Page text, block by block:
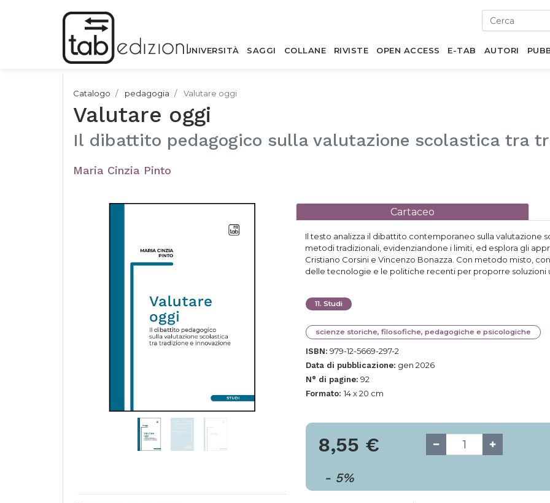
UNIVERSITÀ SAGGI COLLANE RIVISTE OPEN ACCESS E-TAB AUTORI
Catalogo pedagogia Valutare oggi
Valutare oggi
Il dibattito pedagogico sulla valutazione scolastica tra
Maria Cinzia Pinto
Cartaceo
Il testo analizza il dibattito contemporaneo sulla valutazione
metodi tradizionali, evidenziandone i limiti, ed esplora gli
Cristiano Corsini e Vincenzo Bonazza. Con metodo misto,
delle tecnologie e le politiche recenti per proporre soluzioni
11. Studi
scienze storiche, filosofiche, pedagogiche e psicologiche
ISBN: 979-12-5669-297-2
Data di pubblicazione: gen 2026
N° di pagine: 92
Formato: 14 x 20 cm
8,55 €
- 5%